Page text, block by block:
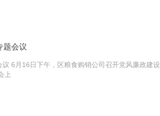
题会议
6月16日下午，区粮食购销公司召开党风廉政建
上